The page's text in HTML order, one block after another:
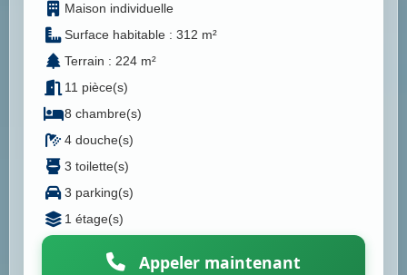
Maison individuelle
Surface habitable : 312 m²
Terrain : 224 m²
11 pièce(s)
8 chambre(s)
4 douche(s)
3 toilette(s)
3 parking(s)
1 étage(s)
Appeler maintenant